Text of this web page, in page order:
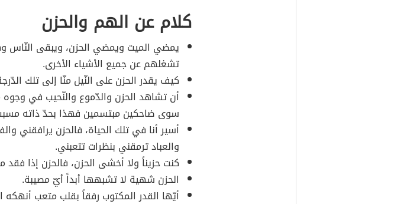
كلام عن الهم والحزن
يمضي الميت ويمضي الحزن، ويبقى النّاس
تشغلهم عن جميع الأشياء الأخرى.
كيف يقدر الحزن على النّيل منّا إلى تلك
أن تشاهد الحزن والدّموع والنّحيب في
سوى ضاحكين مبتسمين فهذا بحدّ ذاته
أسير أنا في تلك الحياة، فالحزن يرافقني
والعباد ترمقني بنظرات تتعبني.
كنت حزيناً ولا أخشى الحزن، فالحزن إذا فقد
الحزن شهية لا تشبهها أبداً أيّ مصيبة.
أيّها القدر المكتوب رفقاً بقلب متعب أنهكه